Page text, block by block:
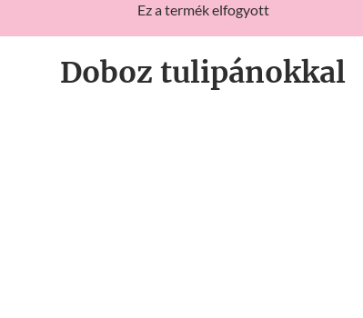
Ez a termék elfogyott
Doboz tulipánokkal